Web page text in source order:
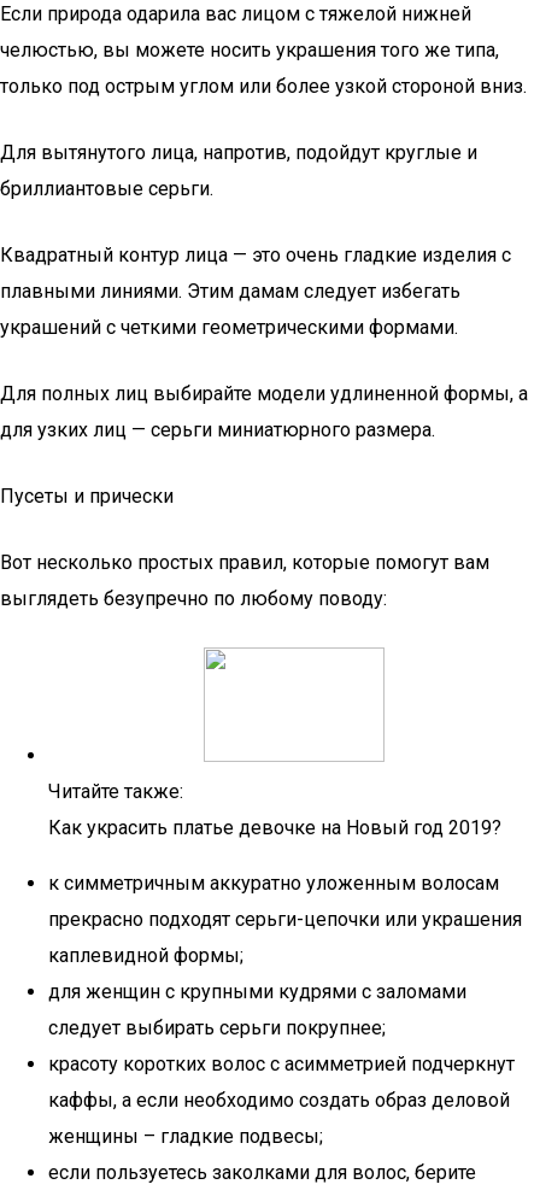
Если природа одарила вас лицом с тяжелой нижней
челюстью, вы можете носить украшения того же типа,
только под острым углом или более узкой стороной вниз.
Для вытянутого лица, напротив, подойдут круглые и
бриллиантовые серьги.
Квадратный контур лица — это очень гладкие изделия с
плавными линиями. Этим дамам следует избегать
украшений с четкими геометрическими формами.
Для полных лиц выбирайте модели удлиненной формы, а
для узких лиц — серьги миниатюрного размера.
Пусеты и прически
Вот несколько простых правил, которые помогут вам
выглядеть безупречно по любому поводу:
Читайте также:
Как украсить платье девочке на Новый год 2019?
к симметричным аккуратно уложенным волосам
прекрасно подходят серьги-цепочки или украшения
каплевидной формы;
для женщин с крупными кудрями с заломами
следует выбирать серьги покрупнее;
красоту коротких волос с асимметрией подчеркнут
каффы, а если необходимо создать образ деловой
женщины – гладкие подвесы;
если пользуетесь заколками для волос, берите